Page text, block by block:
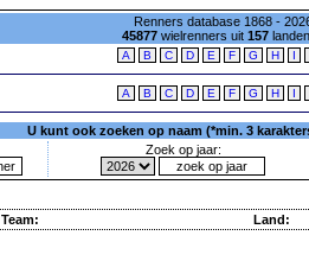
Renners database 1868 -
45877wielrenners uit 157
A B C D E F G H I
A B C D E F G H I
U kunt ook zoeken op naam (*min. 3
Zoek op jaar:
Team: Land: